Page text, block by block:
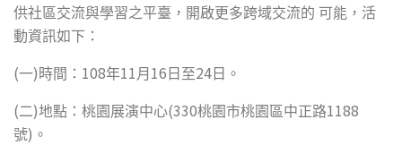
供社區交流與學習之平臺，開啟更多跨域交流的 可能，活
動資訊如下：
(一) 時間： 108年11 月 16 日至24 日。
(二)地點：桃園展演中心(330桃園市桃園區中正路1188
號) 。